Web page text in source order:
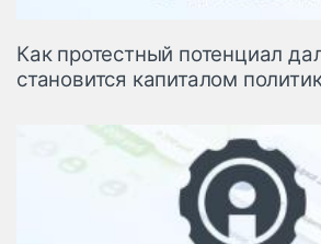
Как протестный потенциал
становится капиталом